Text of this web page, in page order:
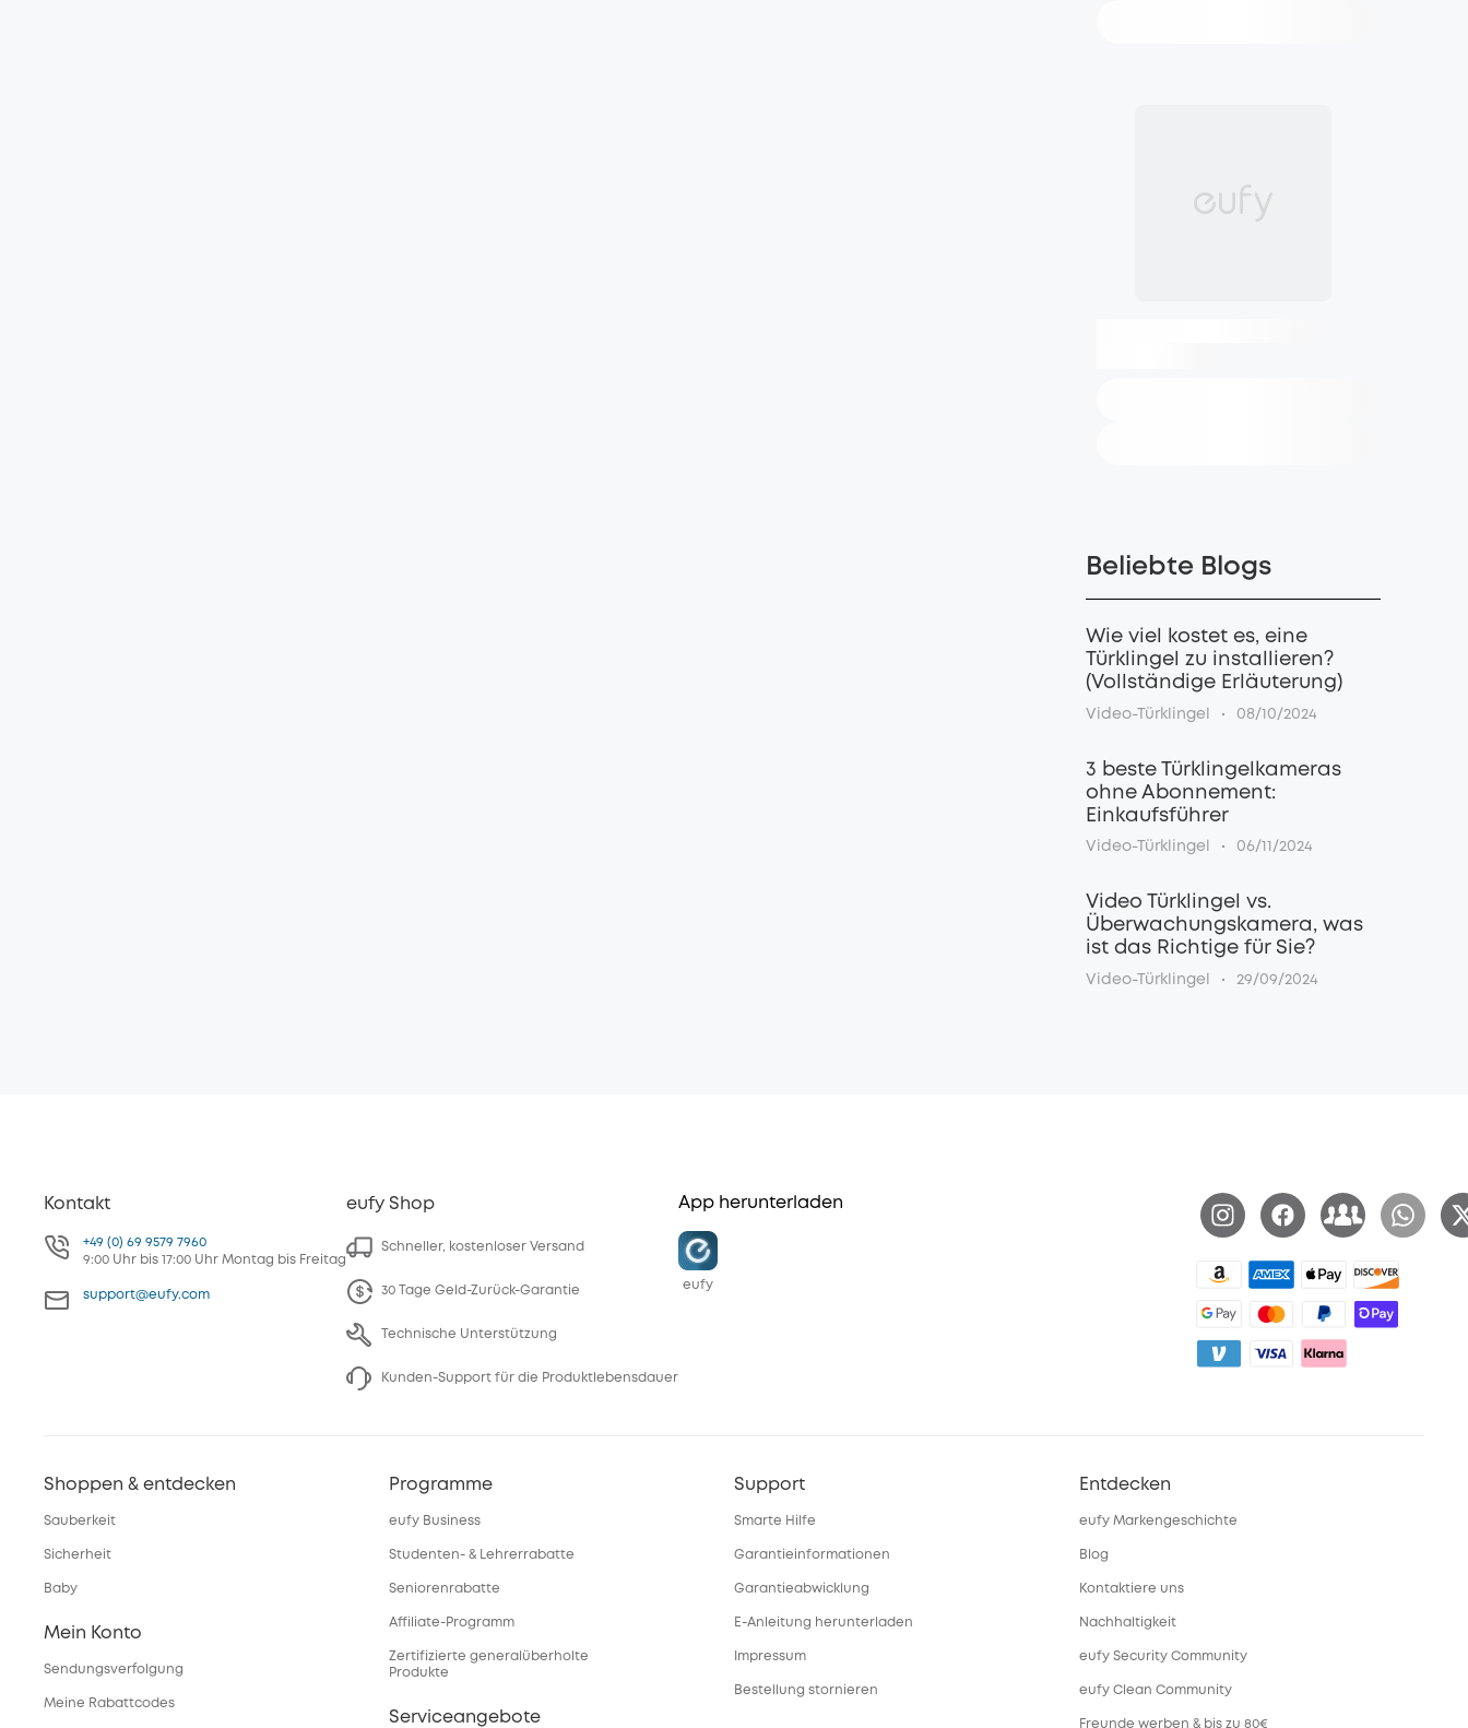
Beliebte Blogs
Wie viel kostet es, eine
Türklingel zu installieren?
(Vollständige Erläuterung)
Video-Türklingel · 08/10/2024
3 beste Türklingelkameras
ohne Abonnement:
Einkaufsführer
Video-Türklingel · 06/11/2024
Video Türklingel vs.
Überwachungskamera, was
ist das Richtige für Sie?
Video-Türklingel · 29/09/2024
Kontakt
+49 (0) 69 9579 7960
9:00 Uhr bis 17:00 Uhr Montag bis Freitag
support@eufy.com
eufy Shop
Schneller, kostenloser Versand
30 Tage Geld-Zurück-Garantie
Technische Unterstützung
Kunden-Support für die Produktlebensdauer
App herunterladen
eufy
Shoppen & entdecken
Sauberkeit
Sicherheit
Baby
Mein Konto
Sendungsverfolgung
Meine Rabattcodes
Programme
eufy Business
Studenten- & Lehrerrabatte
Seniorenrabatte
Affiliate-Programm
Zertifizierte generalüberholte
Produkte
Serviceangebote
Support
Smarte Hilfe
Garantieinformationen
Garantieabwicklung
E-Anleitung herunterladen
Impressum
Bestellung stornieren
Entdecken
eufy Markengeschichte
Blog
Kontaktiere uns
Nachhaltigkeit
eufy Security Community
eufy Clean Community
Freunde werben & bis zu 80€